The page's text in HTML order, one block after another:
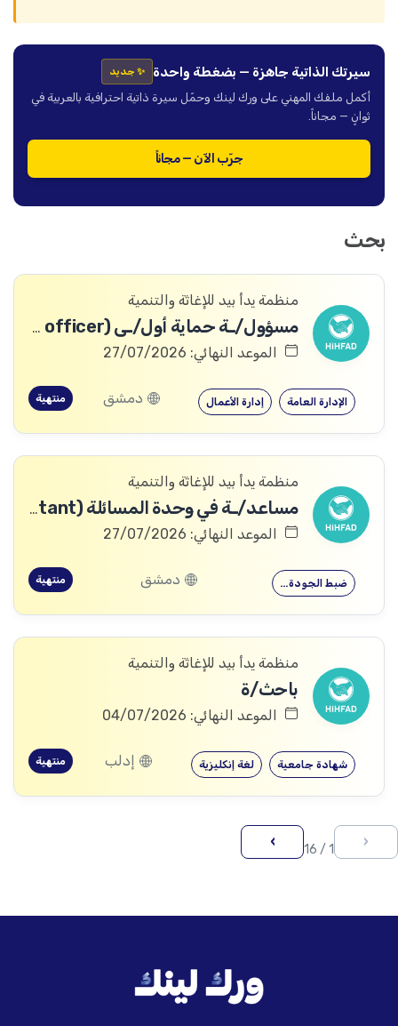
سيرتك الذاتية جاهزة — بضغطة واحدة ✨ جديد
أكمل ملفك المهني على ورك لينك وحمّل سيرة ذاتية احترافية بالعربية في
ثوانٍ — مجاناً.
جرّب الآن — مجاناً
بحث
منظمة يدأ بيد للإغاثة والتنمية
مسؤول/ـة حماية أول/ـى (Protection Senior officer)
الموعد النهائي: 27/07/2026
إدارة الأعمال الإدارة العامة دمشق منتهية
منظمة يدأ بيد للإغاثة والتنمية
مساعد/ـة في وحدة المسائلة (Accountability Assistant)
الموعد النهائي: 27/07/2026
ضبط الجودة… دمشق منتهية
منظمة يدأ بيد للإغاثة والتنمية
باحث/ة
الموعد النهائي: 04/07/2026
لغة إنكليزية شهادة جامعية إدلب منتهية
‹
1 / 16
›